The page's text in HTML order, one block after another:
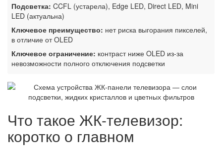
Подсветка: CCFL (устарела), Edge LED, Direct LED, Mini
LED (актуальна)
Ключевое преимущество: нет риска выгорания пикселей,
в отличие от OLED
Ключевое ограничение: контраст ниже OLED из-за
невозможности полного отключения подсветки
Что такое ЖК-телевизор:
коротко о главном